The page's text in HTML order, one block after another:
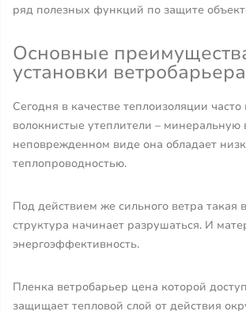
ряд полезных функций по защите
Основные
установки ветробарьера
Сегодня в качестве теплоизоляции
волокнистые утеплители – минеральную
неповрежденном виде она обладает
теплопроводностью.
Под действием же сильного ветра такая
структура начинает разрушаться. И
энергоэффективность.
Пленка ветробарьер цена которой
защищает тепловой слой от действия